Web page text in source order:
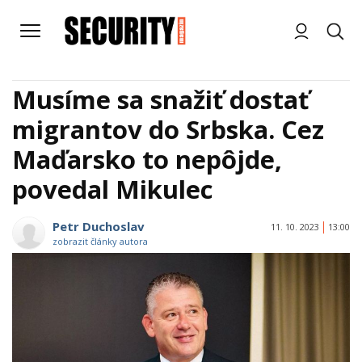
Musíme sa snažiť dostať
migrantov do Srbska. Cez
Maďarsko to nepôjde,
povedal Mikulec
Petr Duchoslav
zobrazit články autora
11. 10. 2023 13:00